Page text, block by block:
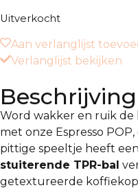
Uitverkocht
Aan verlanglijst
Verlanglijst bekijken
Beschrijving
Word wakker en ruik de
met onze Espresso
pittige speeltje heeft een
stuiterende TPR-bal
getextureerde